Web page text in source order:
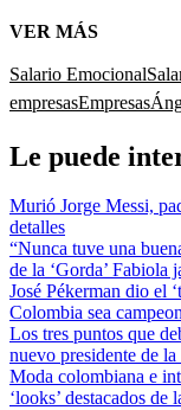
VER MÁS
Salario Emocional
empresasEmpresas
Le puede
Murió Jorge Messi,
detalles
“Nunca tuve una
de la ‘Gorda’ Fabiola
José Pékerman dio el
Colombia sea
Los tres puntos que
nuevo presidente de
Moda colombiana e
‘looks’ destacados de